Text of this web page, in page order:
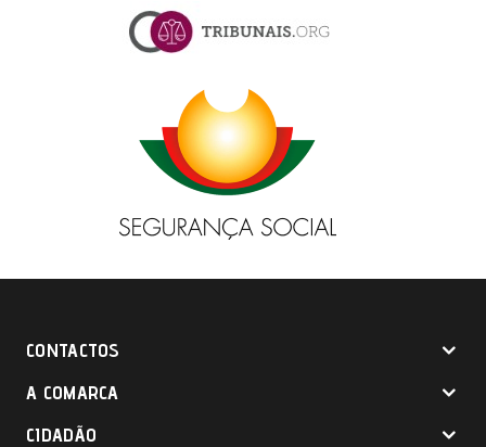
CONTACTOS
A COMARCA
CIDADÃO